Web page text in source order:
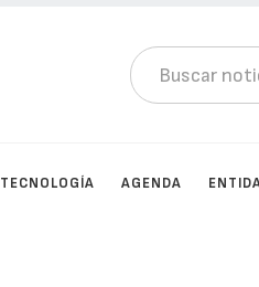
TECNOLOGÍA AGENDA